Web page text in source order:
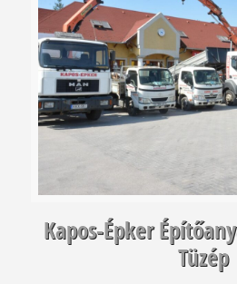
Kapos-Épker
Tüzép